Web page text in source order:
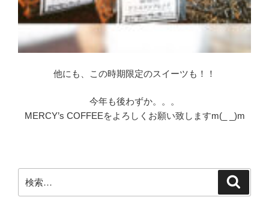
他にも、この時期限定のスイーツも！！
今年も後わずか。。。
MERCY’s COFFEEをよろしくお願い致しますm(_ _)m
索: